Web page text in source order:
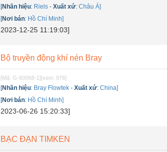
[Nhãn hiệu: Riels -Xuất xứ:Châu Á]
[Nơi bán: Hồ Chí Minh]
2023-12-25 11:19:03]
Bộ truyền động khí nén Bray
[Mã: G-60068-1][xem: 976]
[Nhãn hiệu: Bray Flowtek -Xuất xứ:China]
[Nơi bán: Hồ Chí Minh]
2023-06-26 15:20:33]
BẠC ĐẠN TIMKEN